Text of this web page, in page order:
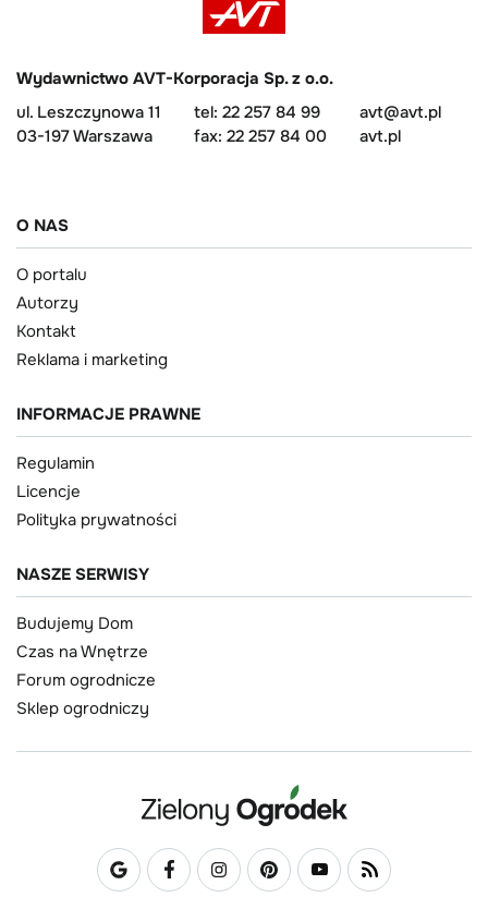
Wydawnictwo AVT-Korporacja Sp. z o.o.
ul. Leszczynowa 11
03-197 Warszawa
tel: 22 257 84 99
fax: 22 257 84 00
avt@avt.pl
avt.pl
O NAS
O portalu
Autorzy
Kontakt
Reklama i marketing
INFORMACJE PRAWNE
Regulamin
Licencje
Polityka prywatności
NASZE SERWISY
Budujemy Dom
Czas na Wnętrze
Forum ogrodnicze
Sklep ogrodniczy